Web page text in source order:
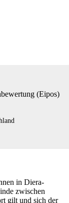
(Eipos)
in Diera-
zwischen
gilt und sich der